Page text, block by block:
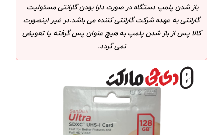
باز شدن پلمپ دستگاه در صورت دارا بودن گارانتی مسئولیت
گارانتی به عهده شرکت گارانتی کننده می باشد.در غیر اینصورت
کالا پس از باز شدن پلمپ به هیچ عنوان پس گرفته یا تعویض
نمی گردد.